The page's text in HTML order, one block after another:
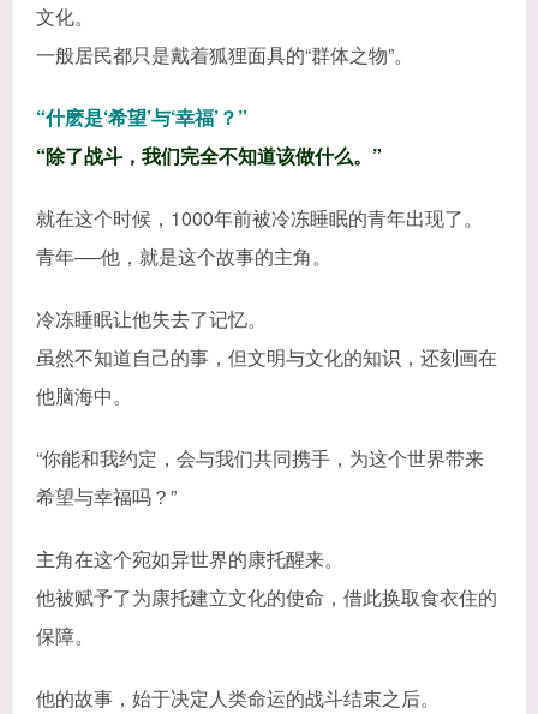
文化。
一般居民都只是戴着狐狸面具的“群体之物”。
“什麽是‘希望’与‘幸福’？”
“除了战斗，我们完全不知道该做什么。”
就在这个时候，1000年前被冷冻睡眠的青年出现了。
青年──他，就是这个故事的主角。
冷冻睡眠让他失去了记忆。
虽然不知道自己的事，但文明与文化的知识，还刻画在
他脑海中。
“你能和我约定，会与我们共同携手，为这个世界带来
希望与幸福吗？”
主角在这个宛如异世界的康托醒来。
他被赋予了为康托建立文化的使命，借此换取食衣住的
保障。
他的故事，始于决定人类命运的战斗结束之后。